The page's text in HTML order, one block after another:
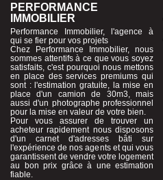
PERFORMANCE
IMMOBILIER
Performance Immobilier, l'agence à
qui se fier pour vos projets
Chez Performance Immobilier, nous
sommes attentifs à ce que vous soyez
satisfaits, c'est pourquoi nous mettons
en place des services premiums qui
sont : l'estimation gratuite, la mise en
place d'un camion de 30m3, mais
aussi d'un photographe professionnel
pour la mise en valeur de votre bien.
Pour vous assurer de trouver un
acheteur rapidement nous disposons
d'un carnet d'adresses bâti sur
l'expérience de nos agents et qui vous
garantissent de vendre votre logement
au bon prix grâce à une estimation
fiable.